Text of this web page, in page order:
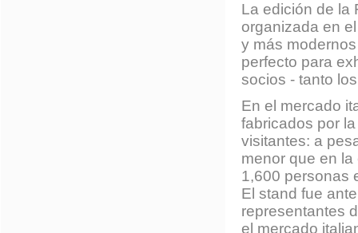
La edición de la
organizada en
y más
perfecto para
socios - tanto
En el mercado
fabricados por
visitantes: a
menor que en
1,600 personas
El stand fue
representantes
el mercado